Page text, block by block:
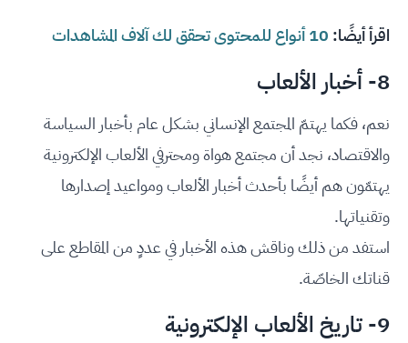
اقرأ أيضًا: 10 أنواع للمحتوى تحقق لك آلاف المشاهدات
8- أخبار الألعاب
نعم، فكما يهتمّ المجتمع الإنساني بشكل عام بأخبار السياسة
والاقتصاد، نجد أن مجتمع هواة ومحترفي الألعاب الإلكترونية
يهتمّون هم أيضًا بأحدث أخبار الألعاب ومواعيد إصدارها
وتقنياتها.
استفد من ذلك وناقش هذه الأخبار في عددٍ من المقاطع على
قناتك الخاصّة.
9- تاريخ الألعاب الإلكترونية